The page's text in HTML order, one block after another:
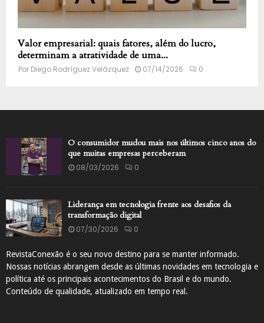
Valor empresarial: quais fatores, além do lucro,
determinam a atratividade de uma...
Por Diego Rodríguez Velázquez 07/14/2026 0
O consumidor mudou mais nos últimos cinco anos do
que muitas empresas perceberam
08/03/2026 0
Liderança em tecnologia frente aos desafios da
transformação digital
07/30/2026 0
RevistaConexão é o seu novo destino para se manter informado.
Nossas notícias abrangem desde as últimas novidades em tecnologia e
política até os principais acontecimentos do Brasil e do mundo.
Conteúdo de qualidade, atualizado em tempo real.